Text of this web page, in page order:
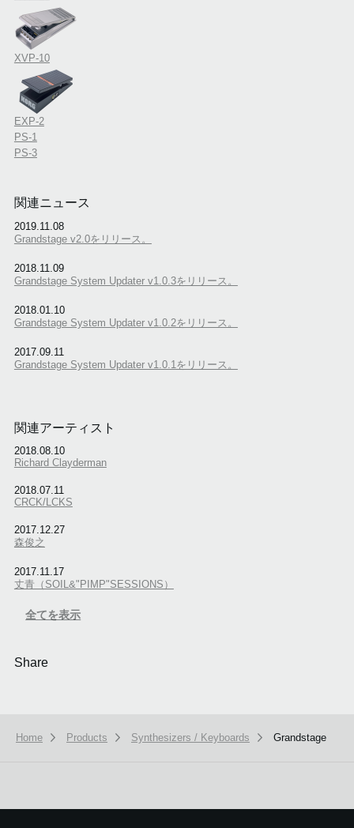
XVP-10
EXP-2
PS-1
PS-3
関連ニュース
2019.11.08
Grandstage v2.0をリリース。
2018.11.09
Grandstage System Updater v1.0.3をリリース。
2018.01.10
Grandstage System Updater v1.0.2をリリース。
2017.09.11
Grandstage System Updater v1.0.1をリリース。
関連アーティスト
2018.08.10
Richard Clayderman
2018.07.11
CRCK/LCKS
2017.12.27
森俊之
2017.11.17
丈青（SOIL&"PIMP"SESSIONS）
全てを表示
Share
Home Products Synthesizers / Keyboards Grandstage